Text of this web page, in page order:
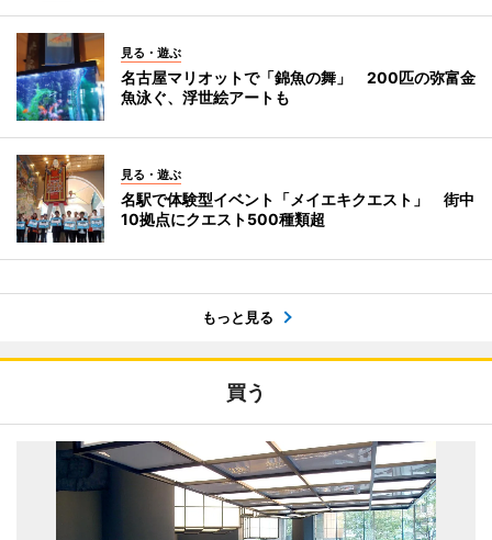
見る・遊ぶ
名古屋マリオットで「錦魚の舞」 200匹の弥富金
魚泳ぐ、浮世絵アートも
見る・遊ぶ
名駅で体験型イベント「メイエキクエスト」 街中
10拠点にクエスト500種類超
もっと見る
買う